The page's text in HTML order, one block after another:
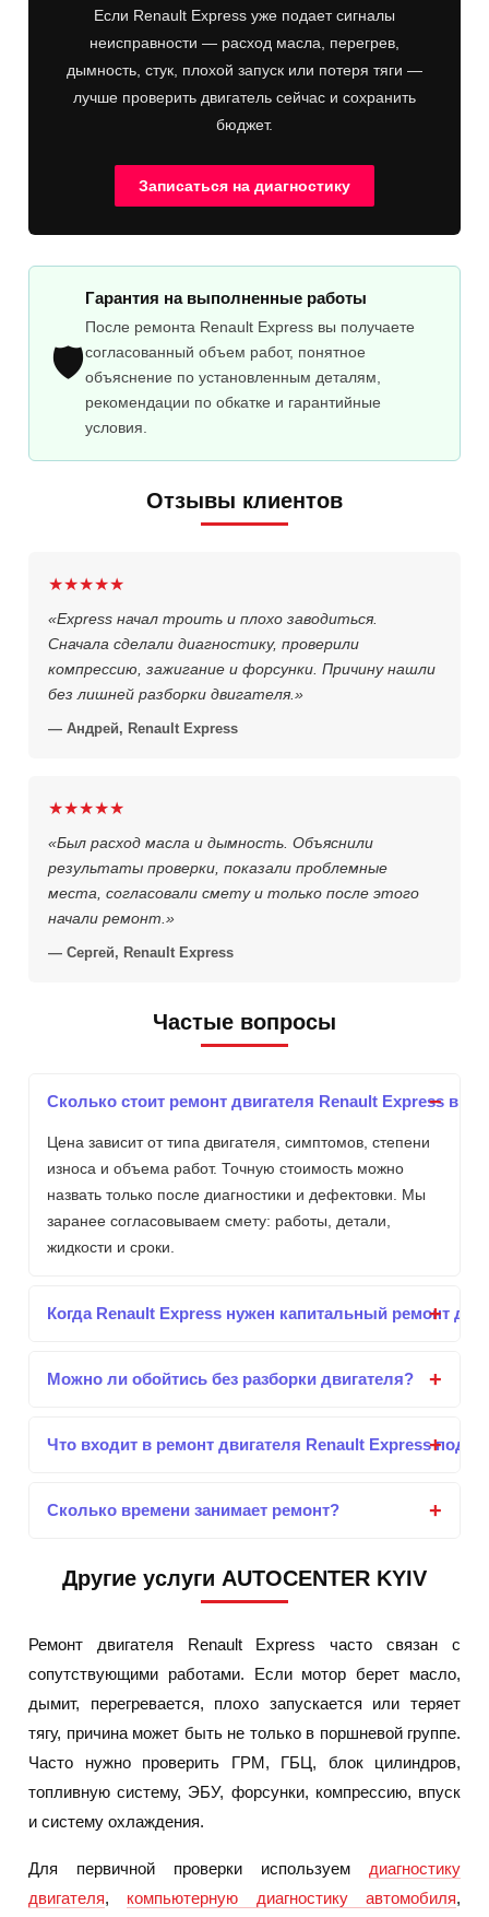
Если Renault Express уже подает сигналы
неисправности — расход масла, перегрев,
дымность, стук, плохой запуск или потеря тяги —
лучше проверить двигатель сейчас и сохранить
бюджет.
Записаться на диагностику
🛡️
Гарантия на выполненные работы
После ремонта Renault Express вы получаете
согласованный объем работ, понятное
объяснение по установленным деталям,
рекомендации по обкатке и гарантийные
условия.
Отзывы клиентов
★★★★★
«Express начал троить и плохо заводиться.
Сначала сделали диагностику, проверили
компрессию, зажигание и форсунки. Причину нашли
без лишней разборки двигателя.»
— Андрей, Renault Express
★★★★★
«Был расход масла и дымность. Объяснили
результаты проверки, показали проблемные
места, согласовали смету и только после этого
начали ремонт.»
— Сергей, Renault Express
Частые вопросы
Сколько стоит ремонт двигателя Renault Express в
Цена зависит от типа двигателя, симптомов, степени
износа и объема работ. Точную стоимость можно
назвать только после диагностики и дефектовки. Мы
заранее согласовываем смету: работы, детали,
жидкости и сроки.
Когда Renault Express нужен капитальный ремонт
Можно ли обойтись без разборки двигателя?
Что входит в ремонт двигателя Renault Express под
Сколько времени занимает ремонт?
Другие услуги AUTOCENTER KYIV
Ремонт двигателя Renault Express часто связан с
сопутствующими работами. Если мотор берет масло,
дымит, перегревается, плохо запускается или теряет
тягу, причина может быть не только в поршневой группе.
Часто нужно проверить ГРМ, ГБЦ, блок цилиндров,
топливную систему, ЭБУ, форсунки, компрессию, впуск
и систему охлаждения.
Для первичной проверки используем диагностику
двигателя, компьютерную диагностику автомобиля,